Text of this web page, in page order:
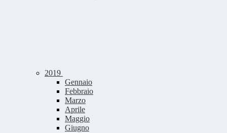
2019
Gennaio
Febbraio
Marzo
Aprile
Maggio
Giugno